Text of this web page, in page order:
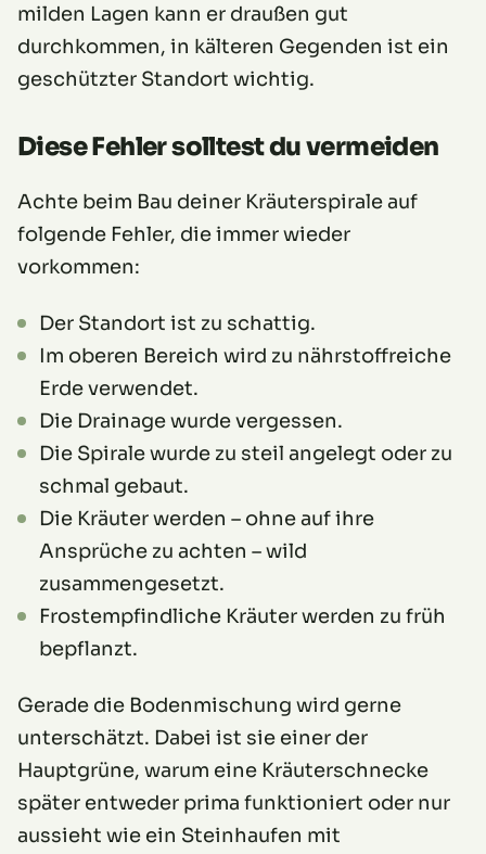
milden Lagen kann er draußen gut
durchkommen, in kälteren Gegenden ist ein
geschützter Standort wichtig.
Diese Fehler solltest du vermeiden
Achte beim Bau deiner Kräuterspirale auf
folgende Fehler, die immer wieder
vorkommen:
Der Standort ist zu schattig.
Im oberen Bereich wird zu nährstoffreiche
Erde verwendet.
Die Drainage wurde vergessen.
Die Spirale wurde zu steil angelegt oder zu
schmal gebaut.
Die Kräuter werden – ohne auf ihre
Ansprüche zu achten – wild
zusammengesetzt.
Frostempfindliche Kräuter werden zu früh
bepflanzt.
Gerade die Bodenmischung wird gerne
unterschätzt. Dabei ist sie einer der
Hauptgrüne, warum eine Kräuterschnecke
später entweder prima funktioniert oder nur
aussieht wie ein Steinhaufen mit